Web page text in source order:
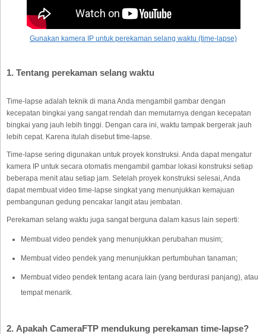
Gunakan kamera IP untuk perekaman selang waktu (time-lapse)
1. Tentang perekaman selang waktu
Time-lapse adalah teknik di mana Anda mengambil gambar dengan
kecepatan bingkai yang sangat rendah dan memutarnya dengan kecepatan
bingkai yang jauh lebih tinggi. Dengan cara ini, waktu tampak bergerak jauh
lebih cepat. Karena itulah disebut time-lapse.
Time-lapse sering digunakan untuk proyek konstruksi. Anda dapat mengatur
kamera IP untuk secara otomatis mengambil gambar lokasi konstruksi setiap
beberapa menit atau setiap jam. Setelah proyek konstruksi selesai, Anda
dapat membuat video time-lapse singkat yang menunjukkan kemajuan
pembangunan gedung pencakar langit atau jembatan.
Perekaman selang waktu juga sangat berguna dalam kasus lain seperti:
Membuat video pendek yang menunjukkan perubahan musim;
Membuat video pendek yang menunjukkan pertumbuhan tanaman;
Membuat video pendek tentang acara lain (yang berdurasi panjang), atau
tempat menarik.
2. Apakah CameraFTP mendukung perekaman time-lapse?